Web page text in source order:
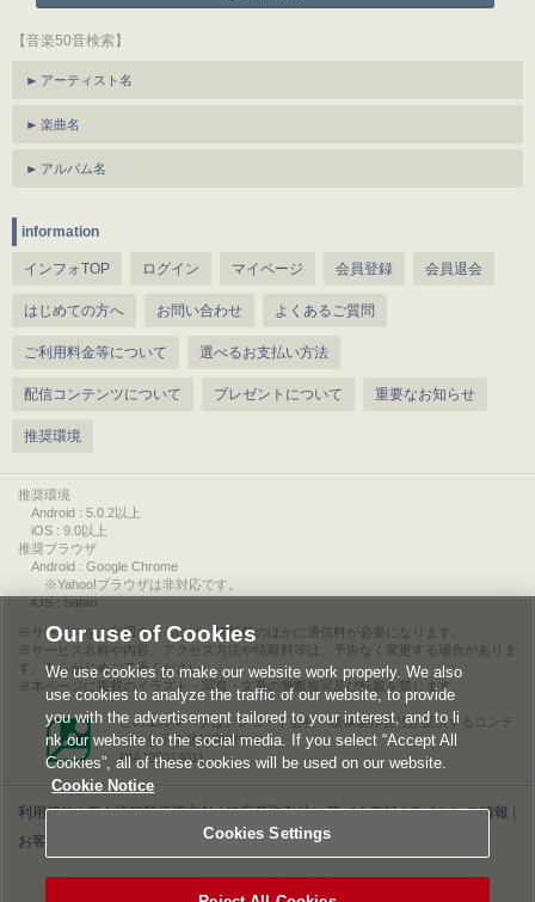
【音楽50音検索】
アーティスト名
楽曲名
アルバム名
information
インフォTOP ログイン マイページ 会員登録 会員退会
はじめての方へ お問い合わせ よくあるご質問
ご利用料金等について 選べるお支払い方法
配信コンテンツについて プレゼントについて 重要なお知らせ
推奨環境
推奨環境
Android : 5.0.2以上
iOS : 9.0以上
推奨ブラウザ
Android : Google Chrome
※Yahoo!ブラウザは非対応です。
iOS : Safari
サービスをご利用されるには、情報料のほかに通信料が必要になります。
サービス名称や内容、アクセス方法や情報料等は、予告なく変更する場合がありま
す。あらかじめご了承ください。
本ページに掲載のイラスト・写真・文章の無断複写及び転載を禁じます。
このエルマークは、レコード会社・映像製作会社が提供するコンテ
ンツを示す登録商標です。
RIAJ00013011
利用規約|個人情報等保護方針|特定商取引法に基づく表記|ライセンス情報
お客様情報の外部送信について|Cookies Settings
Our use of Cookies
We use cookies to make our website work properly. We also
use cookies to analyze the traffic of our website, to provide
you with the advertisement tailored to your interest, and to li
nk our website to the social media. If you select “Accept All
Cookies”, all of these cookies will be used on our website.
Cookie Notice
Cookies Settings